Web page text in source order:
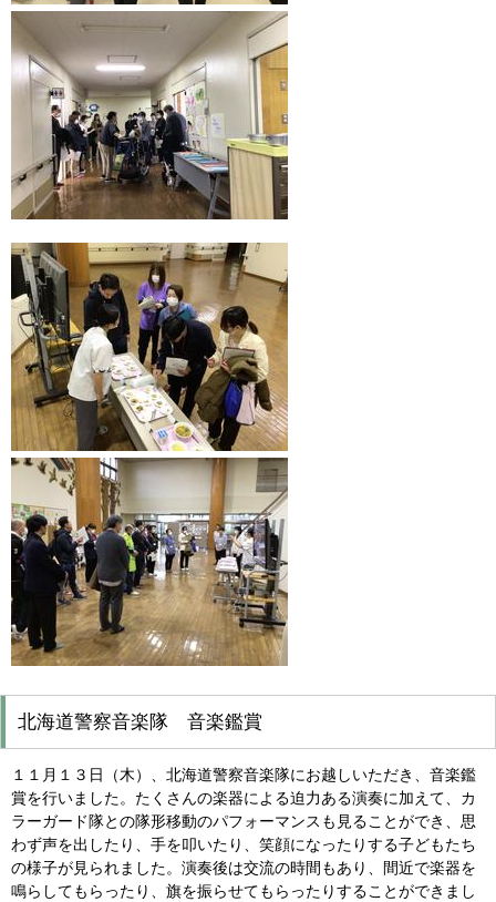
北海道警察音楽隊 音楽鑑賞
１１月１３日（木）、北海道警察音楽隊にお越しいただき、音楽鑑
賞を行いました。たくさんの楽器による迫力ある演奏に加えて、カ
ラーガード隊との隊形移動のパフォーマンスも見ることができ、思
わず声を出したり、手を叩いたり、笑顔になったりする子どもたち
の様子が見られました。演奏後は交流の時間もあり、間近で楽器を
鳴らしてもらったり、旗を振らせてもらったりすることができまし